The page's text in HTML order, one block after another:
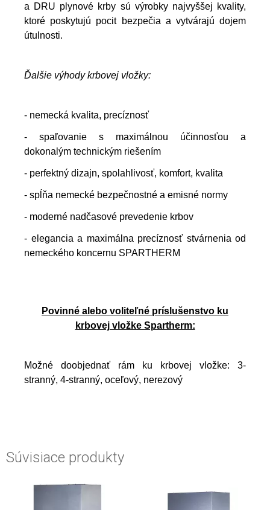
a DRU plynové krby sú výrobky najvyššej kvality,
ktoré poskytujú pocit bezpečia a vytvárajú dojem
útulnosti.
Ďalšie výhody krbovej vložky:
- nemecká kvalita, precíznosť
- spaľovanie s maximálnou účinnosťou a
dokonalým technickým riešením
- perfektný dizajn, spolahlivosť, komfort, kvalita
- spĺňa nemecké bezpečnostné a emisné normy
- moderné nadčasové prevedenie krbov
- elegancia a maximálna precíznosť stvárnenia od
nemeckého koncernu SPARTHERM
Povinné alebo voliteľné príslušenstvo ku
krbovej vložke Spartherm:
Možné doobjednať rám ku krbovej vložke: 3-
stranný, 4-stranný, oceľový, nerezový
Súvisiace produkty